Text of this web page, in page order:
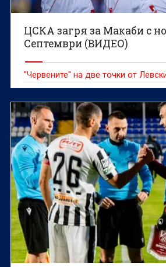
ЦСКА загря за Макаби с
Септември (ВИДЕО)
"Червените" на две точки от